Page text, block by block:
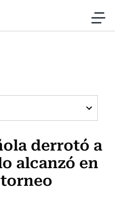
al contenido
Usach
derrotó a
alcanzó en